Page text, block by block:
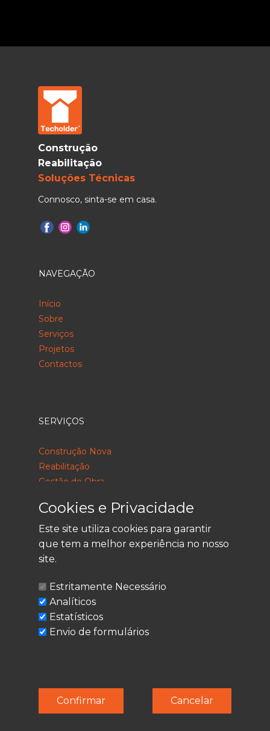
Construção
Reabilitação
Soluções Técnicas
Connosco, sinta-se em casa.
NAVEGAÇÃO
Início
Sobre
Serviços
Projetos
Contactos
SERVIÇOS
Construção Nova
Reabilitação
Gestão de Obra
LEGAL
Política de Privacidade
Termos de Utilização
Cookies
© Techolder. Todos os direitos reservados.
SmashLine
Cookies e Privacidade
Este site utiliza cookies para garantir
que tem a melhor experiência no nosso
site.
Estritamente Necessário
Analíticos
Estatísticos
Envio de formulários
Cancelar
Confirmar